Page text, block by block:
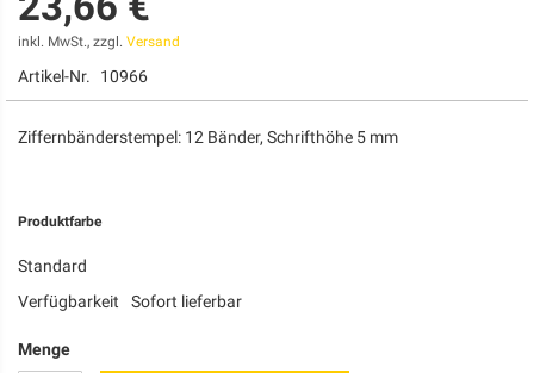
Bildgalerie
springen
inkl. MwSt., zzgl. Versand
Artikel-Nr. 10966
Ziffernbänderstempel: 12 Bänder, Schrifthöhe 5 mm
Produktfarbe
Standard
Verfügbarkeit
Sofort lieferbar
Menge